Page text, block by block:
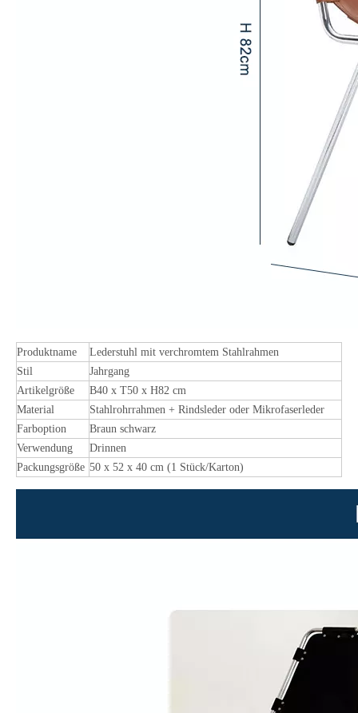
Produktname
Lederstuhl mit verchromtem Stahlrahmen
Stil
Jahrgang
Artikelgröße
B40 x T50 x H82 cm
Material
Stahlrohrrahmen + Rindsleder oder Mikrofaserleder
Farboption
Braun schwarz
Verwendung
Drinnen
Packungsgröße 50 x 52 x 40 cm (1 Stück/Karton)